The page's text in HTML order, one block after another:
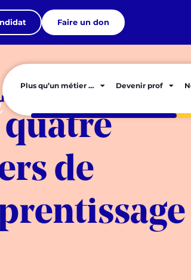
Faire un don
Plus qu’un métier … Devenir prof
les articles
quatre
de